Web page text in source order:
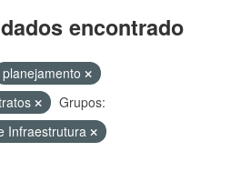
encontrado
planejamento
Grupos:
Infraestrutura